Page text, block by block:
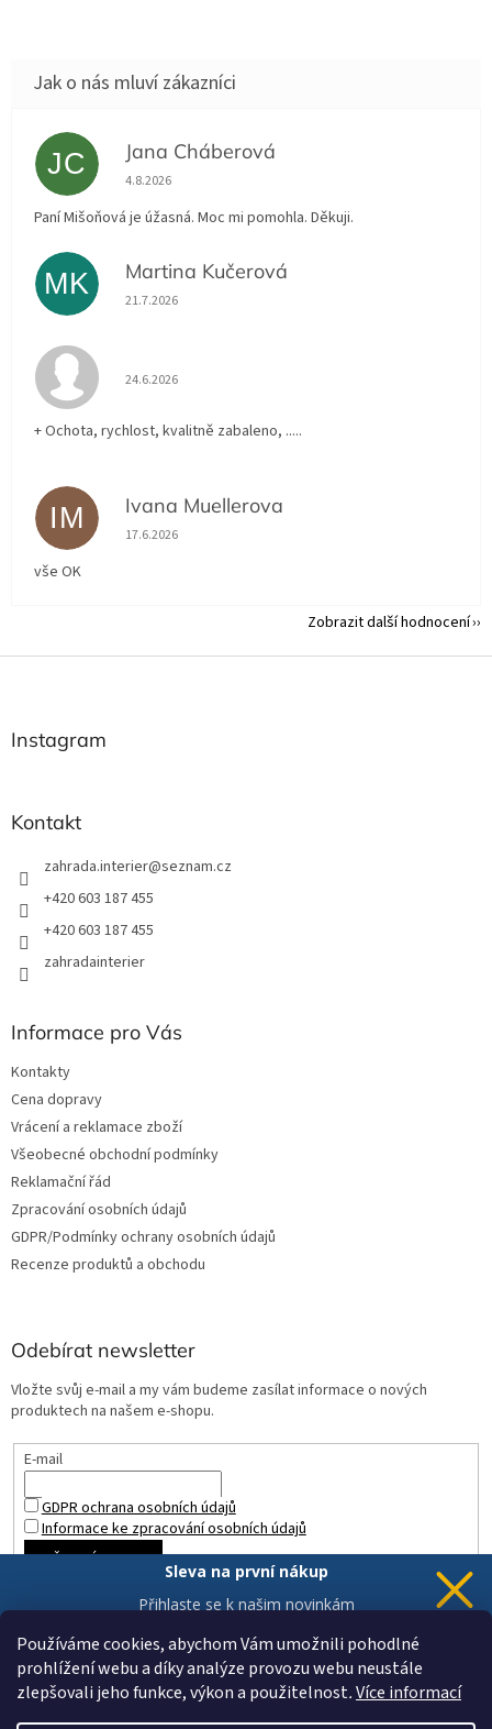
Používáme cookies, abychom Vám umožnili pohodlné
prohlížení webu a díky analýze provozu webu neustále
zlepšovali jeho funkce, výkon a použitelnost.Více informací
JC Jana Cháberová
Hodnocení obchodu je 5 z 5 hvězdiček.
4.8.2026
Paní Mišoňová je úžasná. Moc mi pomohla. Děkuji.
MK Martina Kučerová
Hodnocení obchodu je 5 z 5 hvězdiček.
21.7.2026
Hodnocení obchodu je 5 z 5 hvězdiček.
24.6.2026
+ Ochota, rychlost, kvalitně zabaleno, .....
IM Ivana Muellerova
Hodnocení obchodu je 5 z 5 hvězdiček.
17.6.2026
vše OK
Zobrazit další hodnocení
Instagram
Kontakt
zahrada.interier@seznam.cz
+420 603 187 455
+420 603 187 455
zahradainterier
Informace pro Vás
Kontakty
Cena dopravy
Vrácení a reklamace zboží
Všeobecné obchodní podmínky
Reklamační řád
Zpracování osobních údajů
GDPR/Podmínky ochrany osobních údajů
Recenze produktů a obchodu
Odebírat newsletter
Vložte svůj e-mail a my vám budeme zasílat informace o nových
produktech na našem e-shopu.
E-mail
GDPR ochrana osobních údajů
Informace ke zpracování osobních údajů
PŘIHLÁSIT SE
Sleva na první nákup
Přihlaste se k našim novinkám
Chci novinky a slevu